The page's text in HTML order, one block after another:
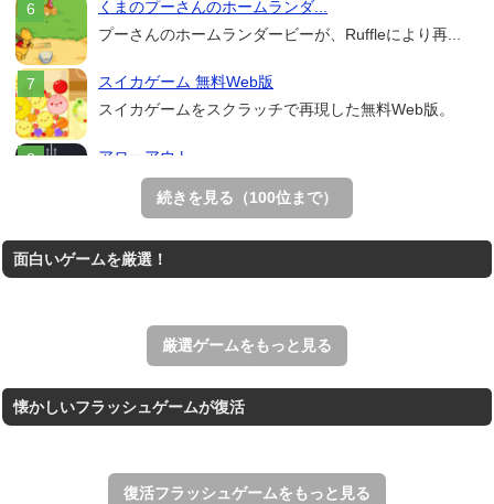
くまのプーさんのホームランダ...
プーさんのホームランダービーが、Ruffleにより再...
スイカゲーム 無料Web版
スイカゲームをスクラッチで再現した無料Web版。
アローアウト
すべての矢印を画面外へ導くパズルゲーム。
ホールを巨大に育成する落とし穴ゲーム。
王国を構築していく放置系のシミュレーションゲーム。
続きを見る（100位まで）
面白いゲームを厳選！
厳選ゲームをもっと見る
懐かしいフラッシュゲームが復活
復活フラッシュゲームをもっと見る